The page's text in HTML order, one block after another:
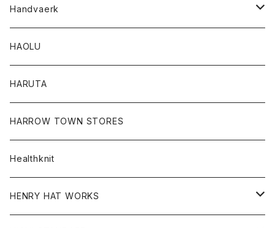
アウター
カーディガン
コート
トップス
シャツ
スウェット
レディース
カーディガン
コート
ボトム
パンツ
Handvaerk
トップス
Tシャツ
ロンTEE
HAOLU
HARUTA
HARROW TOWN STORES
Healthknit
HENRY HAT WORKS